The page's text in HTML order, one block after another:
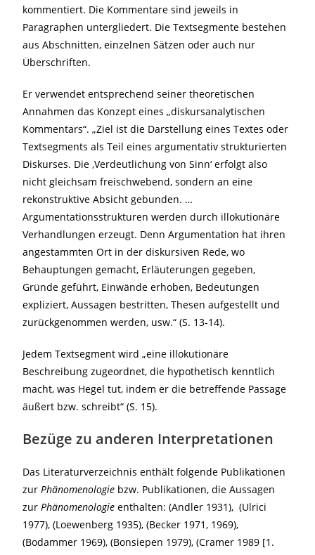
kommentiert. Die Kommentare sind jeweils in
Paragraphen untergliedert. Die Textsegmente bestehen
aus Abschnitten, einzelnen Sätzen oder auch nur
Überschriften.
Er verwendet entsprechend seiner theoretischen
Annahmen das Konzept eines „diskursanalytischen
Kommentars“. „Ziel ist die Darstellung eines Textes oder
Textsegments als Teil eines argumentativ strukturierten
Diskurses. Die ‚Verdeutlichung von Sinn‘ erfolgt also
nicht gleichsam freischwebend, sondern an eine
rekonstruktive Absicht gebunden. …
Argumentationsstrukturen werden durch illokutionäre
Verhandlungen erzeugt. Denn Argumentation hat ihren
angestammten Ort in der diskursiven Rede, wo
Behauptungen gemacht, Erläuterungen gegeben,
Gründe geführt, Einwände erhoben, Bedeutungen
expliziert, Aussagen bestritten, Thesen aufgestellt und
zurückgenommen werden, usw.“ (S. 13-14).
Jedem Textsegment wird „eine illokutionäre
Beschreibung zugeordnet, die hypothetisch kenntlich
macht, was Hegel tut, indem er die betreffende Passage
äußert bzw. schreibt“ (S. 15).
Bezüge zu anderen Interpretationen
Das Literaturverzeichnis enthält folgende Publikationen
zurPhänomenologie bzw. Publikationen, die Aussagen
zurPhänomenologie enthalten: (Andler 1931), (Ulrici
1977), (Loewenberg 1935), (Becker 1971, 1969),
(Bodammer 1969), (Bonsiepen 1979), (Cramer 1989 [1.